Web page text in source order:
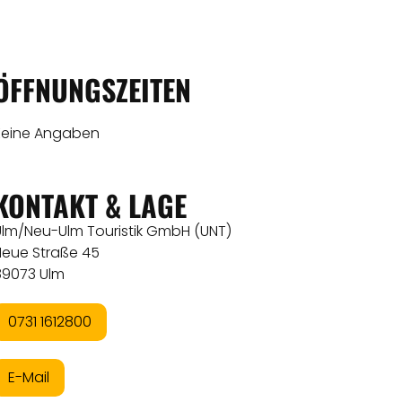
Angaben
& LAGE
Neu-Ulm Touristik GmbH (UNT)
Straße 45
Ulm
0731 1612800
E-Mail